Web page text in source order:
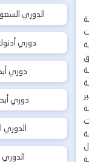
الدوري
دوري
دوري
دوري
الدوري